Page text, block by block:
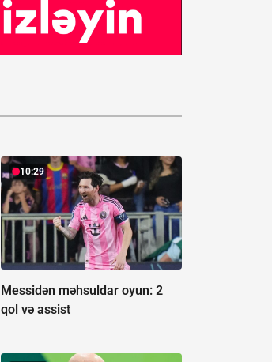
10:29
Messidən məhsuldar oyun: 2
qol və assist